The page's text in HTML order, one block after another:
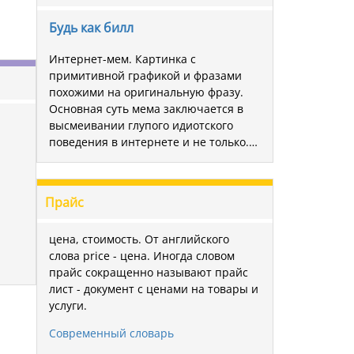
Будь как билл
Интернет-мем. Картинка с
примитивной графикой и фразами
похожими на оригинальную фразу.
Основная суть мема заключается в
высмеивании глупого идиотского
поведения в интернете и не только.…
Прайс
цена, стоимость. От английского
слова price - цена. Иногда словом
прайс сокращенно называют прайс
лист - документ с ценами на товары и
услуги.
Современный словарь